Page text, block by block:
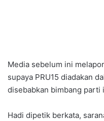
Media sebelum ini
supaya PRU15 diadakan
disebabkan bimbang parti
Hadi dipetik berkata,